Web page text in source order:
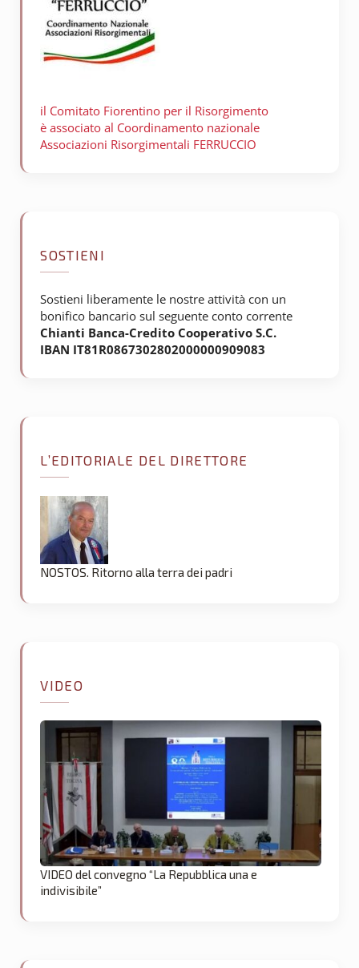
il Comitato Fiorentino per il Risorgimento
è associato al Coordinamento nazionale
Associazioni Risorgimentali FERRUCCIO
SOSTIENI
Sostieni liberamente le nostre attività con un
bonifico bancario sul seguente conto corrente
Chianti Banca-Credito Cooperativo S.C.
IBAN IT81R0867302802000000909083
L’EDITORIALE DEL DIRETTORE
NOSTOS. Ritorno alla terra dei padri
VIDEO
VIDEO del convegno “La Repubblica una e
indivisibile”